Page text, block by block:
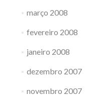
março 2008
fevereiro 2008
janeiro 2008
dezembro 2007
novembro 2007